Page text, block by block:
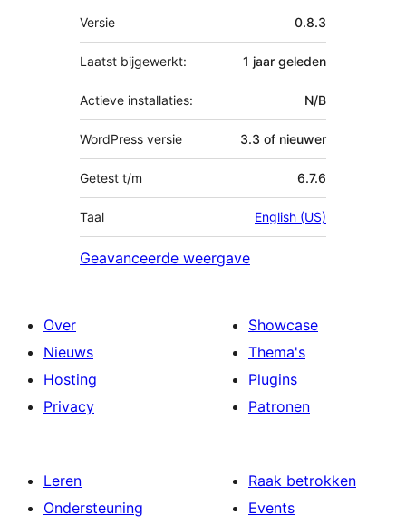
Meta
Versie 0.8.3
Laatst bijgewerkt: 1 jaar geleden
Actieve installaties: N/B
WordPress versie 3.3 of nieuwer
Getest t/m 6.7.6
Taal English (US)
Geavanceerde weergave
Over
Nieuws
Hosting
Privacy
Showcase
Thema's
Plugins
Patronen
Leren
Ondersteuning
Raak betrokken
Events